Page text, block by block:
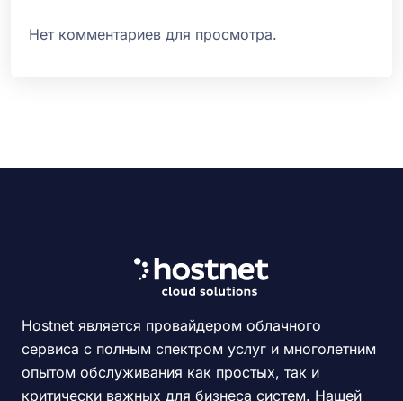
Нет комментариев для просмотра.
Hostnet является провайдером облачного
сервиса с полным спектром услуг и многолетним
опытом обслуживания как простых, так и
критически важных для бизнеса систем. Нашей